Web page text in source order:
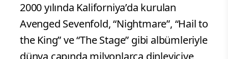
2000 yılında Kaliforniya’da kurulan
Avenged Sevenfold, “Nightmare”, “Hail to
the King” ve “The Stage” gibi albümleriyle